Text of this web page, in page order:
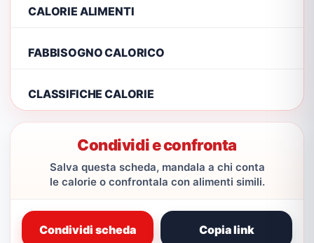
CALORIE ALIMENTI
FABBISOGNO CALORICO
CLASSIFICHE CALORIE
Condividi e confronta
Salva questa scheda, mandala a chi conta
le calorie o confrontala con alimenti simili.
Condividi scheda Copia link